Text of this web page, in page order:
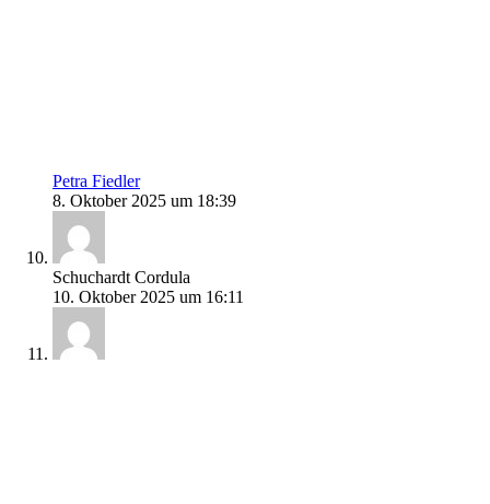
Petra Fiedler
8. Oktober 2025 um 18:39
Schuchardt Cordula
10. Oktober 2025 um 16:11